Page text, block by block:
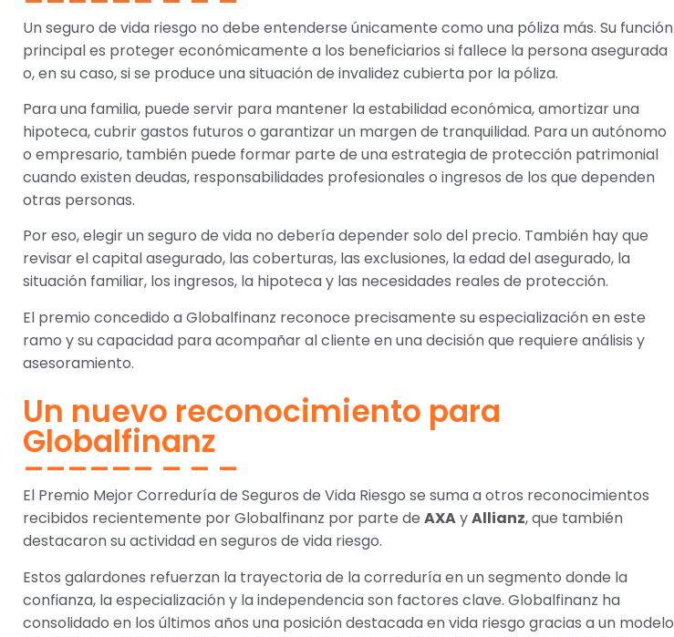
Un seguro de vida riesgo no debe entenderse únicamente como una póliza más. Su función
principal es proteger económicamente a los beneficiarios si fallece la persona asegurada
o, en su caso, si se produce una situación de invalidez cubierta por la póliza.
Para una familia, puede servir para mantener la estabilidad económica, amortizar una
hipoteca, cubrir gastos futuros o garantizar un margen de tranquilidad. Para un autónomo
o empresario, también puede formar parte de una estrategia de protección patrimonial
cuando existen deudas, responsabilidades profesionales o ingresos de los que dependen
otras personas.
Por eso, elegir un seguro de vida no debería depender solo del precio. También hay que
revisar el capital asegurado, las coberturas, las exclusiones, la edad del asegurado, la
situación familiar, los ingresos, la hipoteca y las necesidades reales de protección.
El premio concedido a Globalfinanz reconoce precisamente su especialización en este
ramo y su capacidad para acompañar al cliente en una decisión que requiere análisis y
asesoramiento.
Un nuevo reconocimiento para
Globalfinanz
El Premio Mejor Correduría de Seguros de Vida Riesgo se suma a otros reconocimientos
recibidos recientemente por Globalfinanz por parte de AXAyAllianz, que también
destacaron su actividad en seguros de vida riesgo.
Estos galardones refuerzan la trayectoria de la correduría en un segmento donde la
confianza, la especialización y la independencia son factores clave. Globalfinanz ha
consolidado en los últimos años una posición destacada en vida riesgo gracias a un modelo